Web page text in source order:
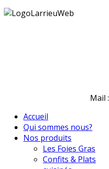
Mail :
Accueil
Qui sommes nous?
Nos produits
Les Foies Gras
Confits & Plats